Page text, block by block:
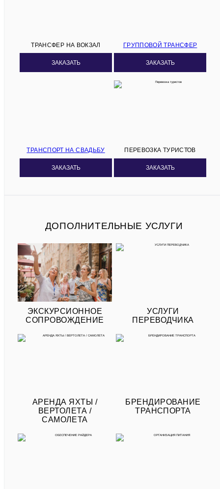
ТРАНСФЕР НА ВОКЗАЛ
ЗАКАЗАТЬ
ГРУППОВОЙ ТРАНСФЕР
ЗАКАЗАТЬ
ТРАНСПОРТ НА СВАДЬБУ
ЗАКАЗАТЬ
ПЕРЕВОЗКА ТУРИСТОВ
ЗАКАЗАТЬ
ДОПОЛНИТЕЛЬНЫЕ УСЛУГИ
ЭКСКУРСИОННОЕ
СОПРОВОЖДЕНИЕ
УСЛУГИ
ПЕРЕВОДЧИКА
АРЕНДА ЯХТЫ /
ВЕРТОЛЕТА /
САМОЛЕТА
БРЕНДИРОВАНИЕ
ТРАНСПОРТА